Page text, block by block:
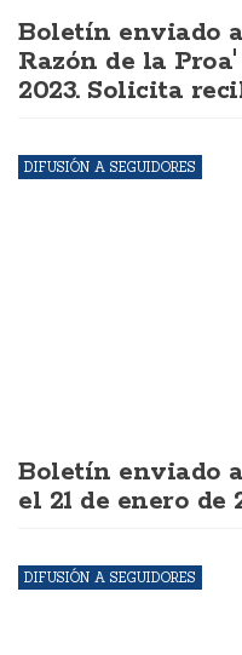
Boletín enviado
Razón de la
2023. Solicita
DIFUSIÓN A SEGUIDORES
Boletín enviado
el 21 de enero de
DIFUSIÓN A SEGUIDORES